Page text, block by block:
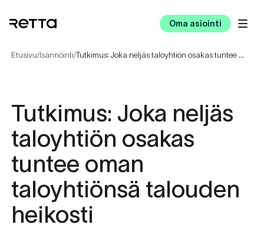
Oma asiointi
Etusivu/Isännöinti/ Tutkimus: Joka neljäs taloyhtiön osakas tuntee oman taloyhtiönsä talouden heikosti
Tutkimus: Joka neljäs
taloyhtiön osakas
tuntee oman
taloyhtiönsä talouden
heikosti